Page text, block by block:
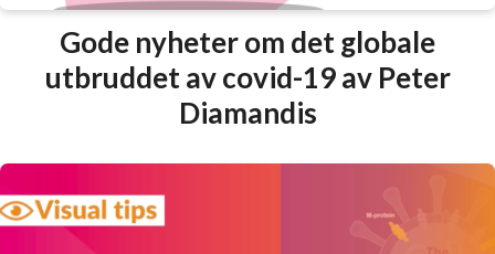
Gode nyheter om det globale
utbruddet av covid-19 av Peter
Diamandis